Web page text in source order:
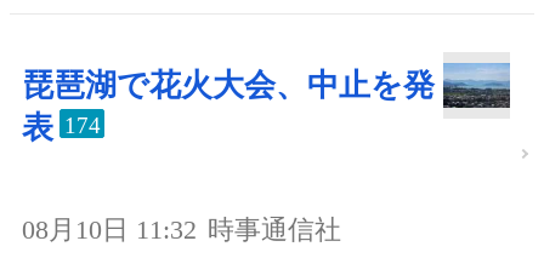
琵琶湖で花火大会、中止を発
表 174
08月10日 11:32 時事通信社